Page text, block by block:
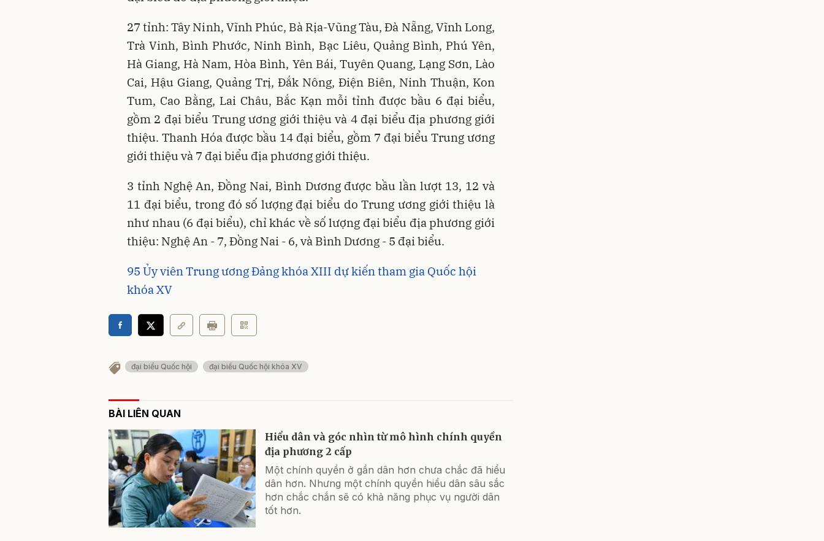
27 tỉnh: Tây Ninh, Vĩnh Phúc, Bà Rịa-Vũng Tàu, Đà Nẵng, Vĩnh Long,
Trà Vinh, Bình Phước, Ninh Bình, Bạc Liêu, Quảng Bình, Phú Yên,
Hà Giang, Hà Nam, Hòa Bình, Yên Bái, Tuyên Quang, Lạng Sơn, Lào
Cai, Hậu Giang, Quảng Trị, Đắk Nông, Điện Biên, Ninh Thuận, Kon
Tum, Cao Bằng, Lai Châu, Bắc Kạn mỗi tỉnh được bầu 6 đại biểu,
gồm 2 đại biểu Trung ương giới thiệu và 4 đại biểu địa phương giới
thiệu. Thanh Hóa được bầu 14 đại biểu, gồm 7 đại biểu Trung ương
giới thiệu và 7 đại biểu địa phương giới thiệu.
3 tỉnh Nghệ An, Đồng Nai, Bình Dương được bầu lần lượt 13, 12 và
11 đại biểu, trong đó số lượng đại biểu do Trung ương giới thiệu là
như nhau (6 đại biểu), chỉ khác về số lượng đại biểu địa phương giới
thiệu: Nghệ An - 7, Đồng Nai - 6, và Bình Dương - 5 đại biểu.
95 Ủy viên Trung ương Đảng khóa XIII dự kiến tham gia Quốc hội
khóa XV
đại biểu Quốc hội đại biểu Quốc hội khóa XV
BÀI LIÊN QUAN
Hiểu dân và góc nhìn từ mô hình chính quyền
địa phương 2 cấp
Một chính quyền ở gần dân hơn chưa chắc đã hiểu
dân hơn. Nhưng một chính quyền hiểu dân sâu sắc
hơn chắc chắn sẽ có khả năng phục vụ người dân
tốt hơn.